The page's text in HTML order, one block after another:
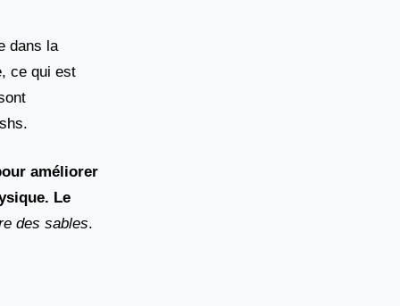
dans la
ce qui est
améliorer
Le
des sables.